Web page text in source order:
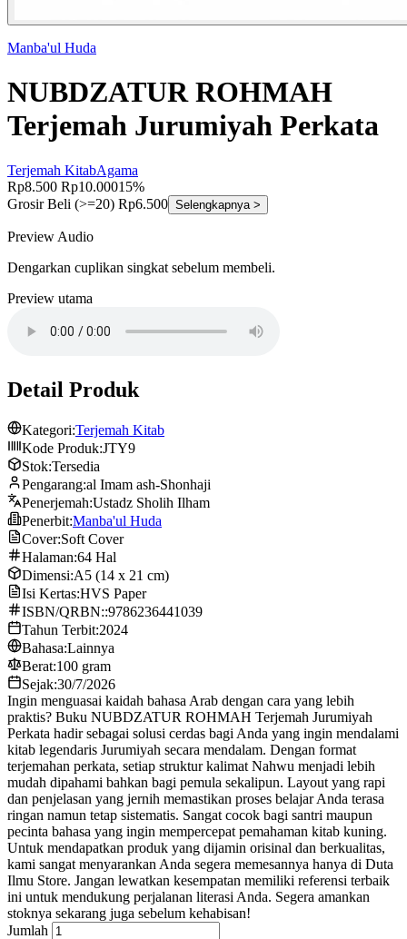
Manba'ul Huda
NUBDZATUR ROHMAH
Terjemah Jurumiyah Perkata
Terjemah KitabAgama
Rp8.500 Rp10.00015%
GrosirBeli (>=20) Rp6.500 Selengkapnya >
Preview Audio
Dengarkan cuplikan singkat sebelum membeli.
Preview utama
Detail Produk
Kategori:Terjemah Kitab
Kode Produk:JTY9
Stok:Tersedia
Pengarang:al Imam ash-Shonhaji
Penerjemah:Ustadz Sholih Ilham
Penerbit:Manba'ul Huda
Cover:Soft Cover
Halaman:64 Hal
Dimensi:A5 (14 x 21 cm)
Isi Kertas:HVS Paper
ISBN/QRBN::9786236441039
Tahun Terbit:2024
Bahasa:Lainnya
Berat:100 gram
Sejak:30/7/2026
Ingin menguasai kaidah bahasa Arab dengan cara yang lebih
praktis? Buku NUBDZATUR ROHMAH Terjemah Jurumiyah
Perkata hadir sebagai solusi cerdas bagi Anda yang ingin mendalami
kitab legendaris Jurumiyah secara mendalam. Dengan format
terjemahan perkata, setiap struktur kalimat Nahwu menjadi lebih
mudah dipahami bahkan bagi pemula sekalipun. Layout yang rapi
dan penjelasan yang jernih memastikan proses belajar Anda terasa
ringan namun tetap sistematis. Sangat cocok bagi santri maupun
pecinta bahasa yang ingin mempercepat pemahaman kitab kuning.
Untuk mendapatkan produk yang dijamin orisinal dan berkualitas,
kami sangat menyarankan Anda segera memesannya hanya di Duta
Ilmu Store. Jangan lewatkan kesempatan memiliki referensi terbaik
ini untuk mendukung perjalanan literasi Anda. Segera amankan
stoknya sekarang juga sebelum kehabisan!
Jumlah